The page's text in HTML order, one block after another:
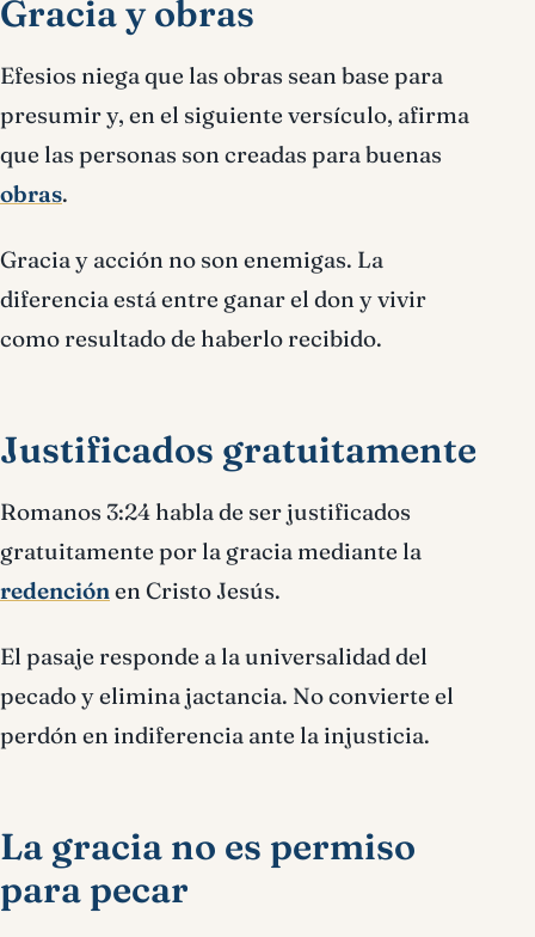
Gracia y obras
Efesios niega que las obras sean base para
presumir y, en el siguiente versículo, afirma
que las personas son creadas para buenas
obras.
Gracia y acción no son enemigas. La
diferencia está entre ganar el don y vivir
como resultado de haberlo recibido.
Justificados gratuitamente
Romanos 3:24 habla de ser justificados
gratuitamente por la gracia mediante la
redenciónen Cristo Jesús.
El pasaje responde a la universalidad del
pecado y elimina jactancia. No convierte el
perdón en indiferencia ante la injusticia.
La gracia no es permiso
para pecar